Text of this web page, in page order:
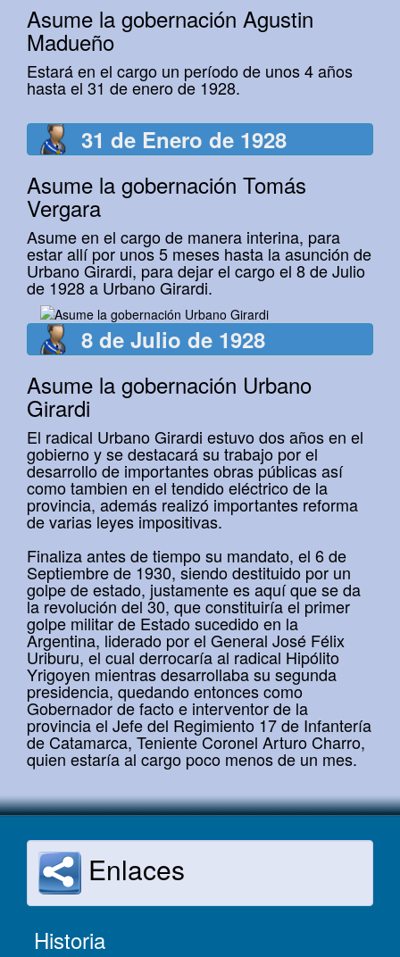
Asume la gobernación Agustin
Madueño
Estará en el cargo un período de unos 4 años
hasta el 31 de enero de 1928.
31 de Enero de 1928
Asume la gobernación Tomás
Vergara
Asume en el cargo de manera interina, para
estar allí por unos 5 meses hasta la asunción de
Urbano Girardi, para dejar el cargo el 8 de Julio
de 1928 a Urbano Girardi.
8 de Julio de 1928
Asume la gobernación Urbano
Girardi
El radical Urbano Girardi estuvo dos años en el
gobierno y se destacará su trabajo por el
desarrollo de importantes obras públicas así
como tambien en el tendido eléctrico de la
provincia, además realizó importantes reforma
de varias leyes impositivas.
Finaliza antes de tiempo su mandato, el 6 de
Septiembre de 1930, siendo destituido por un
golpe de estado, justamente es aquí que se da
la revolución del 30, que constituiría el primer
golpe militar de Estado sucedido en la
Argentina, liderado por el General José Félix
Uriburu, el cual derrocaría al radical Hipólito
Yrigoyen mientras desarrollaba su segunda
presidencia, quedando entonces como
Gobernador de facto e interventor de la
provincia el Jefe del Regimiento 17 de Infantería
de Catamarca, Teniente Coronel Arturo Charro,
quien estaría al cargo poco menos de un mes.
Enlaces
Historia